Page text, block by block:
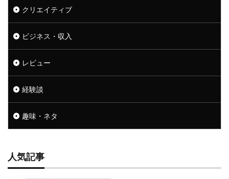
クリエイティブ
ビジネス・収入
レビュー
経験談
趣味・ネタ
人気記事